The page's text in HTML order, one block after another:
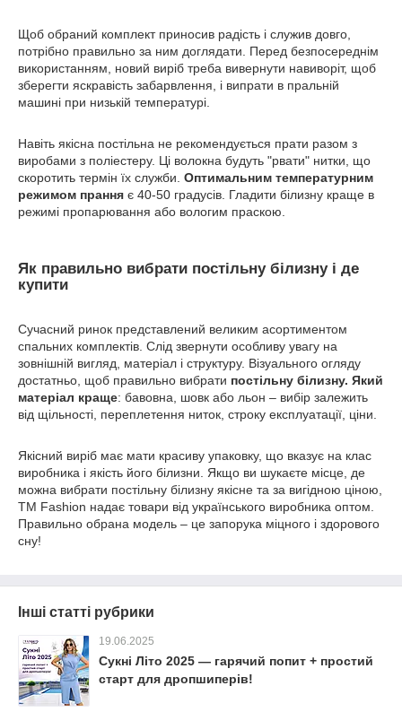
Щоб обраний комплект приносив радість і служив довго,
потрібно правильно за ним доглядати. Перед безпосереднім
використанням, новий виріб треба вивернути навиворіт, щоб
зберегти яскравість забарвлення, і випрати в пральній
машині при низькій температурі.
Навіть якісна постільна не рекомендується прати разом з
виробами з поліестеру. Ці волокна будуть "рвати" нитки, що
скоротить термін їх служби. Оптимальним температурним
режимом прання є 40-50 градусів. Гладити білизну краще в
режимі пропарювання або вологим праскою.
Як правильно вибрати постільну білизну і де
купити
Сучасний ринок представлений великим асортиментом
спальних комплектів. Слід звернути особливу увагу на
зовнішній вигляд, матеріал і структуру. Візуального огляду
достатньо, щоб правильно вибрати постільну білизну. Який
матеріал краще: бавовна, шовк або льон – вибір залежить
від щільності, переплетення ниток, строку експлуатації, ціни.
Якісний виріб має мати красиву упаковку, що вказує на клас
виробника і якість його білизни. Якщо ви шукаєте місце, де
можна вибрати постільну білизну якісне та за вигідною ціною,
ТМ Fashion надає товари від українського виробника оптом.
Правильно обрана модель – це запорука міцного і здорового
сну!
Інші статті рубрики
19.06.2025
Сукні Літо 2025 — гарячий попит + простий
старт для дропшиперів!